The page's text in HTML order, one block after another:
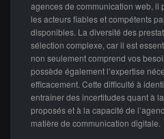
agences de communication web, il
les acteurs fiables et compétents
disponibles. La diversité des
sélection complexe, car il est
non seulement comprend vos
possède également l’expertise
efficacement. Cette difficulté à
entraîner des incertitudes quant à
proposés et à la capacité de
matière de communication digitale.